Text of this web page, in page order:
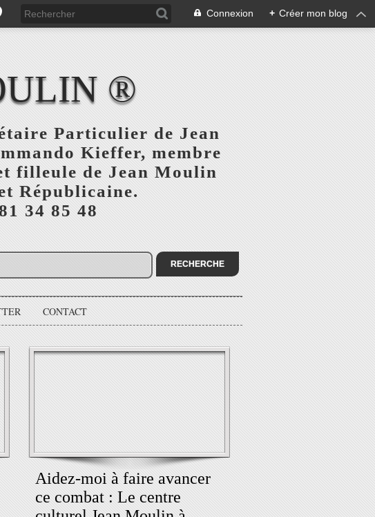
Connexion + Créer mon blog
®
Particulier de Jean
Kieffer, membre
filleule de Jean Moulin
Républicaine.
34 85 48
CONTACT
Aidez-moi à faire avancer
ce combat : Le centre